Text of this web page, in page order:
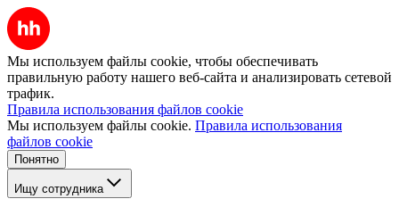
Мы используем файлы cookie, чтобы обеспечивать
правильную работу нашего веб-сайта и анализировать сетевой
трафик.
Правила использования файлов cookie
Мы используем файлы cookie. Правила использования
файлов cookie
Понятно
Ищу сотрудника